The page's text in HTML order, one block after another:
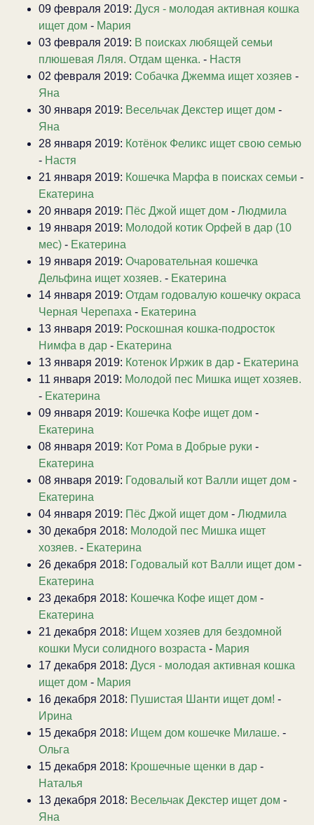
09 февраля 2019: Дуся - молодая активная кошка
ищет дом - Мария
03 февраля 2019: В поисках любящей семьи
плюшевая Ляля. Отдам щенка. - Настя
02 февраля 2019: Собачка Джемма ищет хозяев -
Яна
30 января 2019: Весельчак Декстер ищет дом -
Яна
28 января 2019: Котёнок Феликс ищет свою семью
- Настя
21 января 2019: Кошечка Марфа в поисках семьи -
Екатерина
20 января 2019: Пёс Джой ищет дом - Людмила
19 января 2019: Молодой котик Орфей в дар (10
мес) - Екатерина
19 января 2019: Очаровательная кошечка
Дельфина ищет хозяев. - Екатерина
14 января 2019: Отдам годовалую кошечку окраса
Черная Черепаха - Екатерина
13 января 2019: Роскошная кошка-подросток
Нимфа в дар - Екатерина
13 января 2019: Котенок Иржик в дар - Екатерина
11 января 2019: Молодой пес Мишка ищет хозяев.
- Екатерина
09 января 2019: Кошечка Кофе ищет дом -
Екатерина
08 января 2019: Кот Рома в Добрые руки -
Екатерина
08 января 2019: Годовалый кот Валли ищет дом -
Екатерина
04 января 2019: Пёс Джой ищет дом - Людмила
30 декабря 2018: Молодой пес Мишка ищет
хозяев. - Екатерина
26 декабря 2018: Годовалый кот Валли ищет дом -
Екатерина
23 декабря 2018: Кошечка Кофе ищет дом -
Екатерина
21 декабря 2018: Ищем хозяев для бездомной
кошки Муси солидного возраста - Мария
17 декабря 2018: Дуся - молодая активная кошка
ищет дом - Мария
16 декабря 2018: Пушистая Шанти ищет дом! -
Ирина
15 декабря 2018: Ищем дом кошечке Милаше. -
Ольга
15 декабря 2018: Крошечные щенки в дар -
Наталья
13 декабря 2018: Весельчак Декстер ищет дом -
Яна